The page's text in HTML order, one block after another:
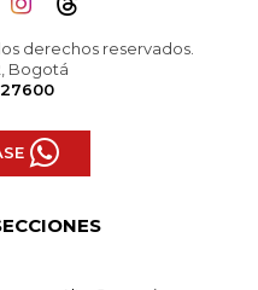
derechos reservados.
Bogotá